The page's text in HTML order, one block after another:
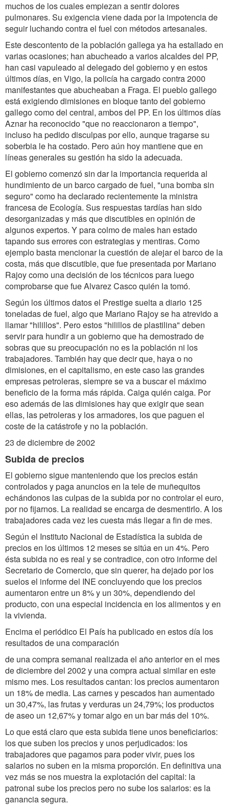
muchos de los cuales empiezan a sentir dolores
pulmonares. Su exigencia viene dada por la impotencia de
seguir luchando contra el fuel con métodos artesanales.
Este descontento de la población gallega ya ha estallado en
varias ocasiones; han abucheado a varios alcaldes del PP,
han casi vapuleado al delegado del gobierno y en estos
últimos días, en Vigo, la policía ha cargado contra 2000
manifestantes que abucheaban a Fraga. El pueblo gallego
está exigiendo dimisiones en bloque tanto del gobierno
gallego como del central, ambos del PP. En los últimos días
Aznar ha reconocido "que no reaccionaron a tiempo",
incluso ha pedido disculpas por ello, aunque tragarse su
soberbia le ha costado. Pero aún hoy mantiene que en
líneas generales su gestión ha sido la adecuada.
El gobierno comenzó sin dar la importancia requerida al
hundimiento de un barco cargado de fuel, "una bomba sin
seguro" como ha declarado recientemente la ministra
francesa de Ecología. Sus respuestas tardías han sido
desorganizadas y más que discutibles en opinión de
algunos expertos. Y para colmo de males han estado
tapando sus errores con estrategias y mentiras. Como
ejemplo basta mencionar la cuestión de alejar el barco de la
costa, más que discutible, que fue presentada por Mariano
Rajoy como una decisión de los técnicos para luego
comprobarse que fue Alvarez Casco quién la tomó.
Según los últimos datos el Prestige suelta a diario 125
toneladas de fuel, algo que Mariano Rajoy se ha atrevido a
llamar "hilillos". Pero estos "hilillos de plastilina" deben
servir para hundir a un gobierno que ha demostrado de
sobras que su preocupación no es la población ni los
trabajadores. También hay que decir que, haya o no
dimisiones, en el capitalismo, en este caso las grandes
empresas petroleras, siempre se va a buscar el máximo
beneficio de la forma más rápida. Caiga quién caiga. Por
eso además de las dimisiones hay que exigir que sean
ellas, las petroleras y los armadores, los que paguen el
coste de la catástrofe y no la población.
23 de diciembre de 2002
Subida de precios
El gobierno sigue manteniendo que los precios están
controlados y paga anuncios en la tele de muñequitos
echándonos las culpas de la subida por no controlar el euro,
por no fijarnos. La realidad se encarga de desmentirlo. A los
trabajadores cada vez les cuesta más llegar a fin de mes.
Según el Instituto Nacional de Estadística la subida de
precios en los últimos 12 meses se sitúa en un 4%. Pero
ésta subida no es real y se contradice, con otro informe del
Secretario de Comercio, que sin querer, ha dejado por los
suelos el informe del INE concluyendo que los precios
aumentaron entre un 8% y un 30%, dependiendo del
producto, con una especial incidencia en los alimentos y en
la vivienda.
Encima el periódico El País ha publicado en estos día los
resultados de una comparación
de una compra semanal realizada el año anterior en el mes
de diciembre del 2002 y una compra actual similar en este
mismo mes. Los resultados cantan: los precios aumentaron
un 18% de media. Las carnes y pescados han aumentado
un 30,47%, las frutas y verduras un 24,79%; los productos
de aseo un 12,67% y tomar algo en un bar más del 10%.
Lo que está claro que esta subida tiene unos beneficiarios:
los que suben los precios y unos perjudicados: los
trabajadores que pagamos para poder vivir, pues los
salarios no suben en la misma proporción. En definitiva una
vez más se nos muestra la explotación del capital: la
patronal sube los precios pero no sube los salarios: es la
ganancia segura.